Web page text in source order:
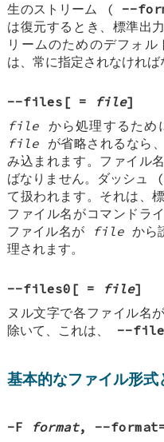
生のストリーム ( --
は復元するとき、標準出
リームのためのデフォ
は、常に指定されなければ
--files [ = file]
file から処理するため
file が省略されるなら
み込まれます。ファイル
ばなりません。ダッシュ (
て扱われます。それは、
ファイル名がコマンドラ
ファイル名が
fileから
理されます。
--files0 [ = file]
ヌル文字で各ファイル名
除いて、これは、 --
基本的なファイル形
-F format, --